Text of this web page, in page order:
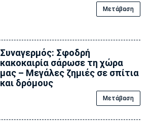
Μετάβαση
Συναγερμός: Σφοδρή
κακοκαιρία σάρωσε τη χώρα
μας – Μεγάλες ζημιές σε σπίτια
και δρόμους
Μετάβαση